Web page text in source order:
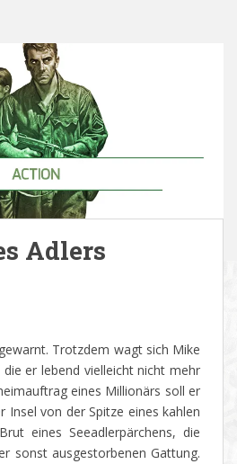
Adlers
Trotzdem wagt sich Mike
er lebend vielleicht nicht mehr
eines Millionärs soll er
Insel von der Spitze eines kahlen
eines Seeadlerpärchens, die
sonst ausgestorbenen Gattung.